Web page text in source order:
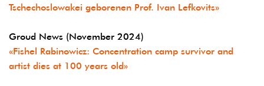
Tschechoslowakei geborenen Prof. Ivan Lefkovits»
Groud News (November 2024)
«Fishel Rabinowicz: Concentration camp survivor and
artist dies at 100 years old»